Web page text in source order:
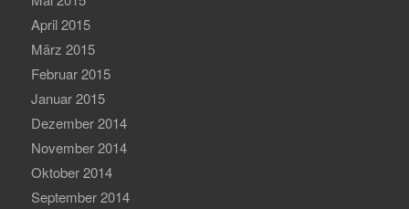
April 2015
März 2015
Februar 2015
Januar 2015
Dezember 2014
November 2014
Oktober 2014
September 2014